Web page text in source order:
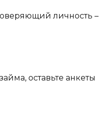
личность –
оставьте анкеты